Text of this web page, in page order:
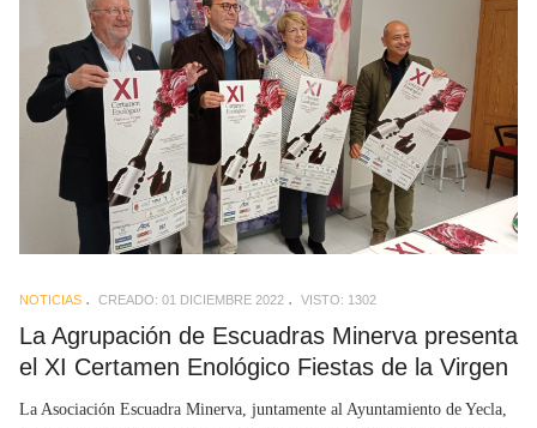
NOTICIAS CREADO: 01 DICIEMBRE 2022 VISTO: 1302
La Agrupación de Escuadras Minerva presenta
el XI Certamen Enológico Fiestas de la Virgen
La Asociación Escuadra Minerva, juntamente al Ayuntamiento de Yecla,